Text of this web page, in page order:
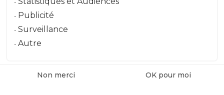
Publicité
Surveillance
Autre
Non merci OK pour moi